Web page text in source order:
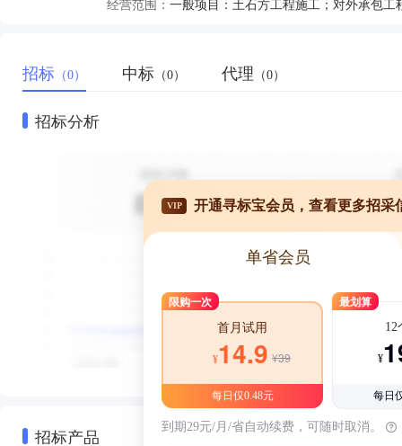
经营范围：
招标 （0） 中标 （0） 代理 （0）
招标分析
招标产品
VIP 开通寻标宝会员，查看更多招采
单省会员
限购一次
首月试用
¥14.9 ¥39
每日仅0.48元
最划算
12
¥
每日
到期29元/月/省自动续费，可随时取消。